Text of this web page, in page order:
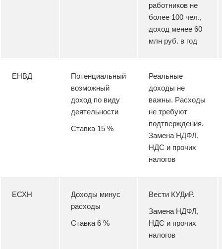
работников не
более 100 чел.,
доход менее 60
млн руб. в год
ЕНВД
Потенциальный
возможный
доход по виду
деятельности
Ставка 15 %
Реальные
доходы не
важны. Расходы
не требуют
подтверждения.
Замена НДФЛ,
НДС и прочих
налогов
ЕСХН
Доходы минус
расходы
Ставка 6 %
Вести КУДиР.
Замена НДФЛ,
НДС и прочих
налогов